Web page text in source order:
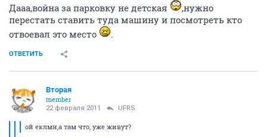
Дааа,война за парковку не детская
,нужно
перестать ставить туда машину и посмотреть кто
отвоевал это место
.
ОТВЕТИТЬ
Вторая
member
22 февраля 2011 UFRS
ой еклмн,а там что, уже живут?